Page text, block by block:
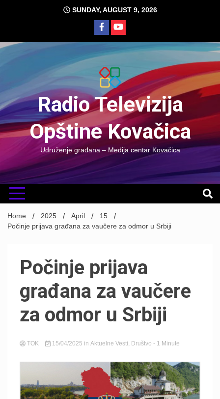
SUNDAY, AUGUST 9, 2026
Radio Televizija
Opštine Kovačica
Udruženje građana – Medija centar Kovačica
Home 2025 April
15
Počinje prijava građana za vaučere za odmor u Srbiji
Počinje prijava
građana za vaučere
za odmor u Srbiji
TOK 15/04/2025 in Aktuelne Vesti, Društvo - 1 Minute